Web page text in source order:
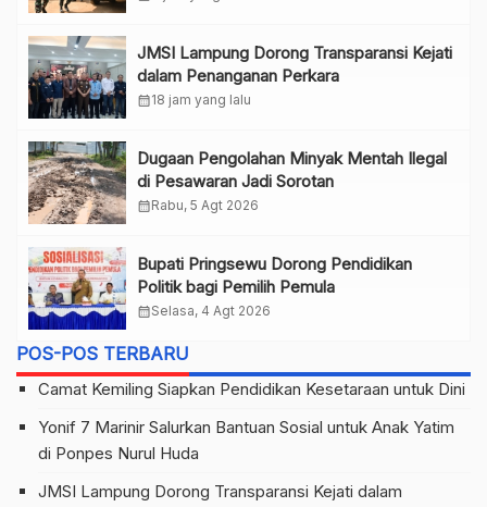
JMSI Lampung Dorong Transparansi Kejati
dalam Penanganan Perkara
calendar_month18 jam yang lalu
Dugaan Pengolahan Minyak Mentah Ilegal
di Pesawaran Jadi Sorotan
calendar_monthRabu, 5 Agt 2026
Bupati Pringsewu Dorong Pendidikan
Politik bagi Pemilih Pemula
calendar_monthSelasa, 4 Agt 2026
POS-POS TERBARU
Camat Kemiling Siapkan Pendidikan Kesetaraan untuk Dini
Yonif 7 Marinir Salurkan Bantuan Sosial untuk Anak Yatim
di Ponpes Nurul Huda
JMSI Lampung Dorong Transparansi Kejati dalam